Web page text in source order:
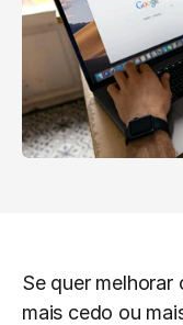
Se quer melhorar
mais cedo ou